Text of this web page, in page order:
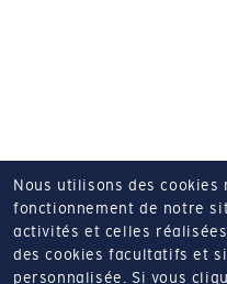
Nous utilisons des
fonctionnement de notre
activités et celles
des cookies facultatifs et
personnalisée.
Si vous